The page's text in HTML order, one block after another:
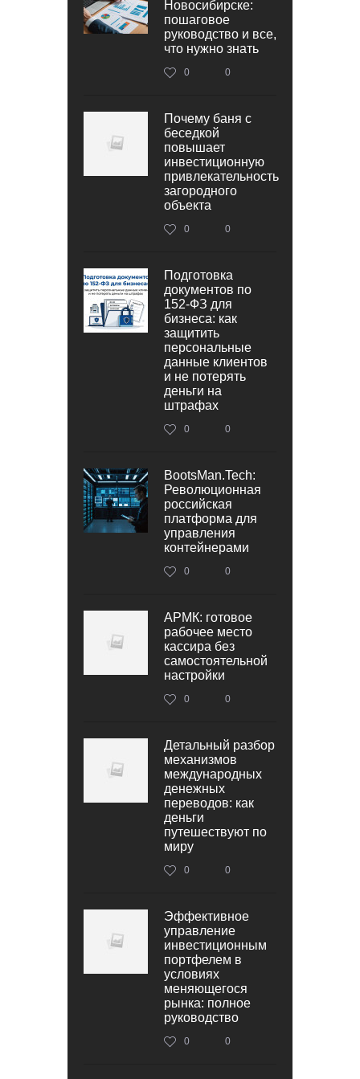
Новосибирске:
пошаговое
руководство и все,
что нужно знать
0 0
Почему баня с
беседкой
повышает
инвестиционную
привлекательность
загородного
объекта
0 0
Подготовка
документов по
152‑ФЗ для
бизнеса: как
защитить
персональные
данные клиентов
и не потерять
деньги на
штрафах
0 0
BootsMan.Tech:
Революционная
российская
платформа для
управления
контейнерами
0 0
АРМК: готовое
рабочее место
кассира без
самостоятельной
настройки
0 0
Детальный разбор
механизмов
международных
денежных
переводов: как
деньги
путешествуют по
миру
0 0
Эффективное
управление
инвестиционным
портфелем в
условиях
меняющегося
рынка: полное
руководство
0 0